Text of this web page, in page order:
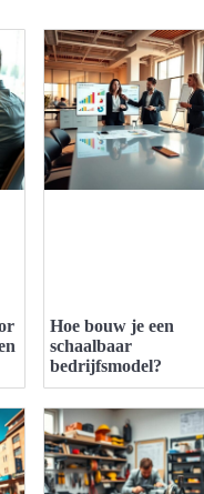
Hoe bouw je een
schaalbaar
bedrijfsmodel?